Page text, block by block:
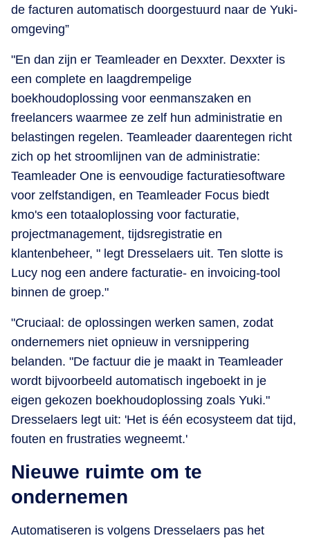
de facturen automatisch doorgestuurd naar de Yuki-
omgeving”
​"En dan zijn er Teamleader en Dexxter. Dexxter is
een complete en laagdrempelige
boekhoudoplossing voor eenmanszaken en
freelancers waarmee ze zelf hun administratie en
belastingen regelen. Teamleader daarentegen richt
zich op het stroomlijnen van de administratie:
Teamleader One is eenvoudige facturatiesoftware
voor zelfstandigen, en Teamleader Focus biedt
kmo's een totaaloplossing voor facturatie,
projectmanagement, tijdsregistratie en
klantenbeheer, " legt Dresselaers uit. Ten slotte is
Lucy nog een andere facturatie- en invoicing-tool
binnen de groep."
​"Cruciaal: de oplossingen werken samen, zodat
ondernemers niet opnieuw in versnippering
belanden. "De factuur die je maakt in Teamleader
wordt bijvoorbeeld automatisch ingeboekt in je
eigen gekozen boekhoudoplossing zoals Yuki."
Dresselaers legt uit: 'Het is één ecosysteem dat tijd,
fouten en frustraties wegneemt.'
Nieuwe ruimte om te
ondernemen
Automatiseren is volgens Dresselaers pas het